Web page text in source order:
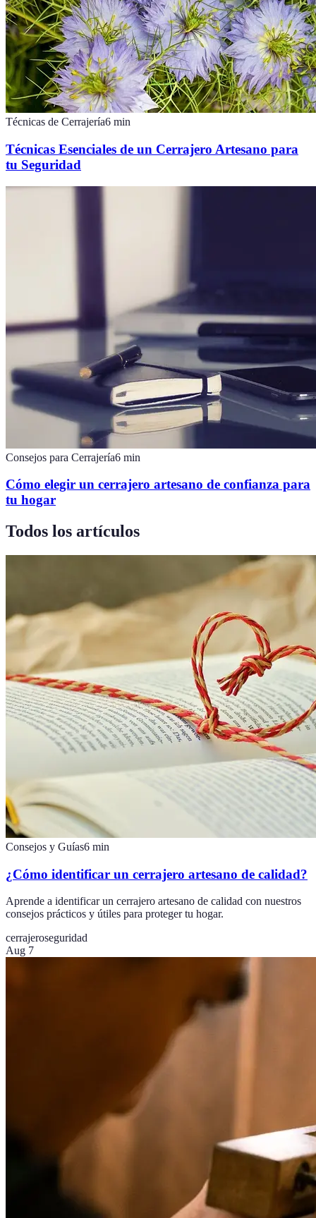
Técnicas de Cerrajería6 min
Técnicas Esenciales de un Cerrajero Artesano para
tu Seguridad
Consejos para Cerrajería6 min
Cómo elegir un cerrajero artesano de confianza para
tu hogar
Todos los artículos
Consejos y Guías6 min
¿Cómo identificar un cerrajero artesano de calidad?
Aprende a identificar un cerrajero artesano de calidad con nuestros
consejos prácticos y útiles para proteger tu hogar.
cerrajeroseguridad
Aug 7